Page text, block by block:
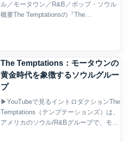
ル／モータウン／R&B／ポップ・ソウル
概要The Temptationsの『The
The Temptations：モータウンの
黄金時代を象徴するソウルグルー
プ
▶YouTubeで見るイントロダクションThe
Temptations（テンプテーションズ）は、
アメリカのソウル/R&Bグループで、モー